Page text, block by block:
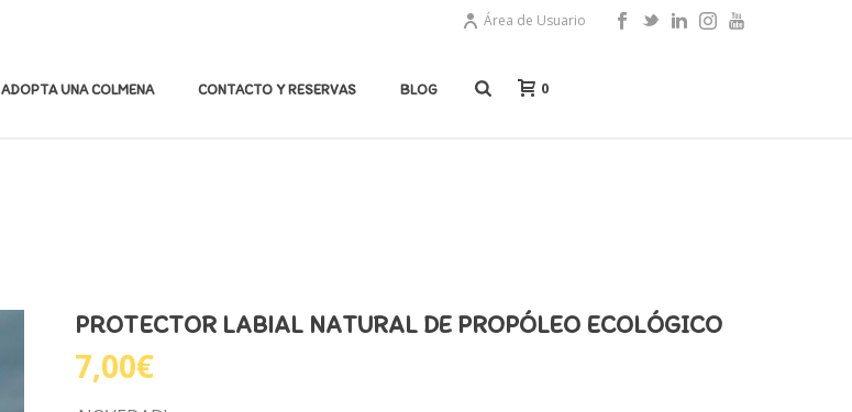
Área de Usuario
ADOPTA UNA COLMENA CONTACTO Y RESERVAS BLOG 0
PROTECTOR LABIAL NATURAL DE PROPÓLEO ECOLÓGICO
7,00€